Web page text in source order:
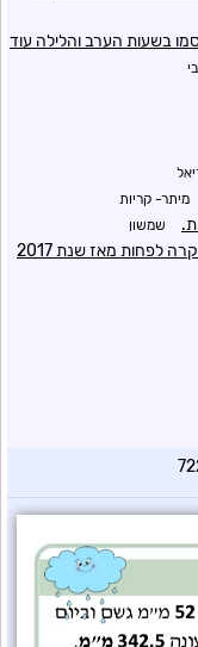
בשעות הערב והלילה עוד
מיתר- קריות
שמשון